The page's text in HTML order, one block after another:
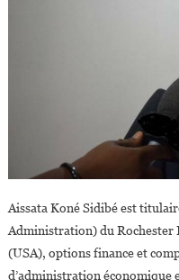
Aissata Koné Sidibé est
Administration) du Rochester
(USA), options finance et
d’administration économique